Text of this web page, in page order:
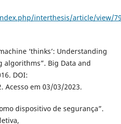
interthesis/article/view/
‘thinks’: Understanding
Big Data and
DOI:
Acesso em 03/03/2023.
dispositivo de segurança”.